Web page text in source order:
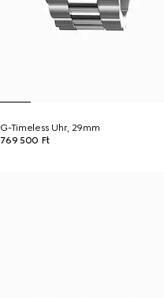
G-Timeless Uhr, 29mm
769 500 Ft